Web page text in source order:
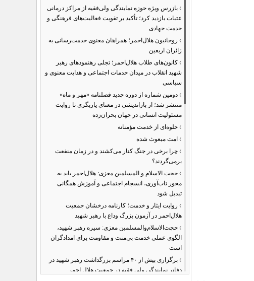
› بازرس ویژه حوزه نمایندگی ولی‌فقیه از مراکز درمانی
عتبات بازدید کرد؛ تأکید بر تقویت فعالیت‌های فرهنگی و
خدمت جهادی
› روحانیون هلال‌احمر؛ همراهان معنوی خدمت‌رسانی به
زائران اربعین
› کانون‌های طلاب هلال‌احمر؛ تجلی رهنمودهای رهبر
شهید انقلاب در میدان خدمات اجتماعی و هدایت معنوی و
سیاسی
› دومین شماره از دوره جدید فصلنامه «مهر و ماه»
منتشر شد؛ از بازاندیشی در معنای یاریگری تا روایت
مسئولیت انسانی در جهان بحران‌زده
› جلوه‌ای از خدمت مؤمنانه
› امت مبعوث شده
› چرا برخی در جنگ کنار می‌کشند و در زمان منفعت
برمی‌گردند؟
› حجت الاسلام و المسلمین معزی: هلال‌احمر باید به
محور تاب‌آوری، انسجام اجتماعی و آموزش همگانی
تبدیل شود
› روایت ایثار و خدمت؛ کارنامه درخشان جمعیت
هلال‌احمر در آزمون بزرگ وداع با رهبر شهید
› حجت‌الاسلام‌والمسلمین معزی: سیره رهبر شهید،
الگوی عملی خدمت بی‌منت و مقاومت برای امدادگران
است
›
برگزاری بیش از ۴۰ مراسم بزرگداشت رهبر شهید در
دفاتر نمایندگی ولی فقیه در جمعیت هلال احمر